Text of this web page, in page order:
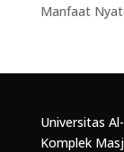
Manfaat
Universitas
Komplek